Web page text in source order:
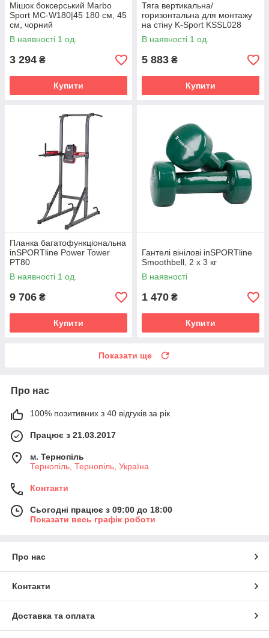
Мішок боксерський Marbo
Sport MC-W180|45 180 см, 45
см, чорний
В наявності 1 од.
3 294 ₴
Купити
Тяга вертикальна/
горизонтальна для монтажу
на стіну K-Sport KSSL028
В наявності 1 од.
5 883 ₴
Купити
Планка багатофункціональна
inSPORTline Power Tower
PT80
В наявності 1 од.
9 706 ₴
Купити
Гантелі вінілові inSPORTline
Smoothbell, 2 x 3 кг
В наявності
1 470 ₴
Купити
Показати ще
Про нас
100% позитивних з 40 відгуків за рік
Працює з 21.03.2017
м. Тернопіль
Тернопіль, Тернопіль, Україна
Контакти
Сьогодні працює з 09:00 до 18:00
Показати весь графік роботи
Про нас
Контакти
Доставка та оплата